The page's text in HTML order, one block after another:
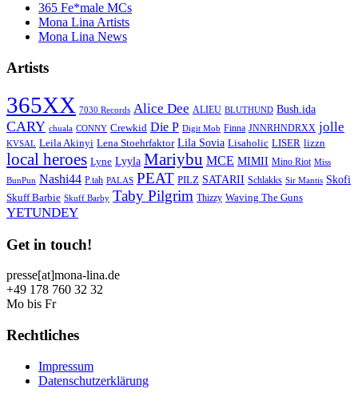
365 Fe*male MCs
Mona Lina Artists
Mona Lina News
Artists
365XX 7030 Records Alice Dee ALIEU BLUTHUND Bush.ida
CARY chuala CONNY Crewkid Die P Digit Mob Finna JNNRHNDRXX jolle
KVSAL Leila Akinyi Lena Stoehrfaktor Lila Sovia Lisaholic LISER lizzn
local heroes Lyne Lyyla Mariybu MCE MIMII Mino Riot Miss
BunPun Nashi44 P.tah PALAS PEAT PILZ SATARII Schlakks Sir Mantis Skofi
Skuff Barbie Skuff Barby Taby Pilgrim Thizzy Waving The Guns
YETUNDEY
Get in touch!
presse[at]mona-lina.de
+49 178 760 32 32
Mo bis Fr
Rechtliches
Impressum
Datenschutzerklärung